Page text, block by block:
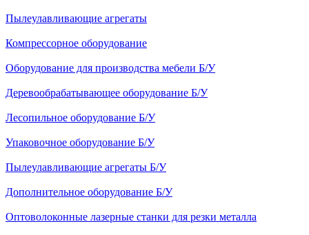
Пылеулавливающие агрегаты
Компрессорное оборудование
Оборудование для производства мебели Б/У
Деревообрабатывающее оборудование Б/У
Лесопильное оборудование Б/У
Упаковочное оборудование Б/У
Пылеулавливающие агрегаты Б/У
Дополнительное оборудование Б/У
Оптоволоконные лазерные станки для резки металла